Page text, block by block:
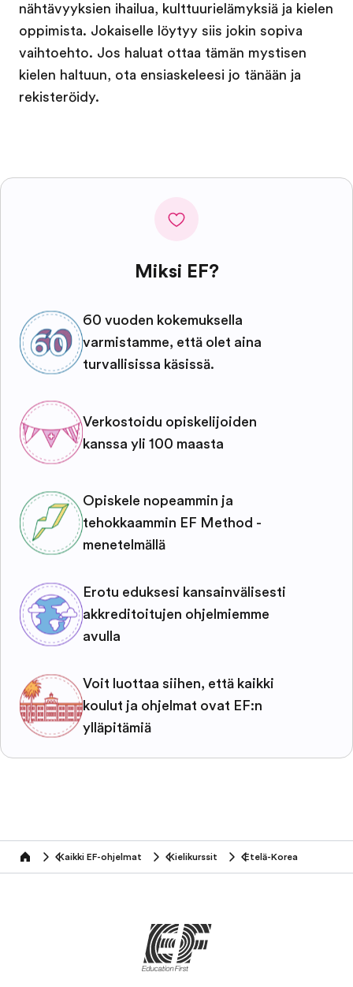
nähtävyyksien ihailua, kulttuurielämyksiä ja kielen
oppimista. Jokaiselle löytyy siis jokin sopiva
vaihtoehto. Jos haluat ottaa tämän mystisen
kielen haltuun, ota ensiaskeleesi jo tänään ja
rekisteröidy.
Miksi EF?
60 vuoden kokemuksella
varmistamme, että olet aina
turvallisissa käsissä.
Verkostoidu opiskelijoiden
kanssa yli 100 maasta
Opiskele nopeammin ja
tehokkaammin EF Method -
menetelmällä
Erotu eduksesi kansainvälisesti
akkreditoitujen ohjelmiemme
avulla
Voit luottaa siihen, että kaikki
koulut ja ohjelmat ovat EF:n
ylläpitämiä
home Kaikki EF-ohjelmat Kielikurssit Etelä-Korea